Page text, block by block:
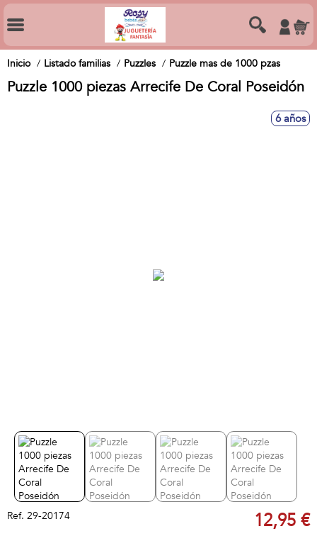
Inicio Listado familias Puzzles Puzzle mas de 1000 pzas
Puzzle 1000 piezas Arrecife De Coral Poseidón
6 años
Ref. 29-20174 12,95 €